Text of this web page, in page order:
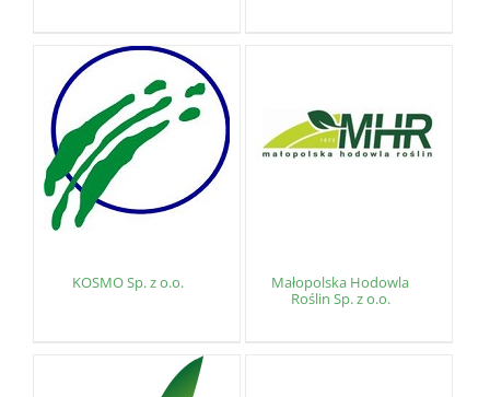
KOSMO Sp. z o.o.
Małopolska Hodowla
Roślin Sp. z o.o.